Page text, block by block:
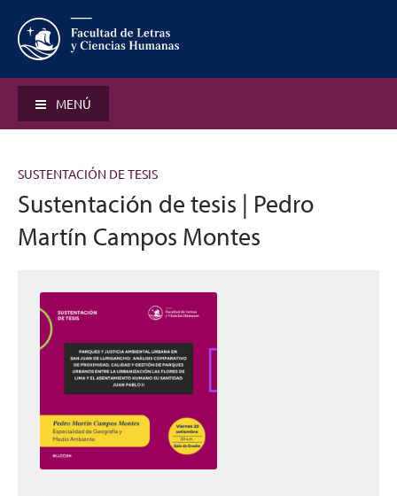
MENÚ
SUSTENTACIÓN DE TESIS
Sustentación de tesis | Pedro
Martín Campos Montes